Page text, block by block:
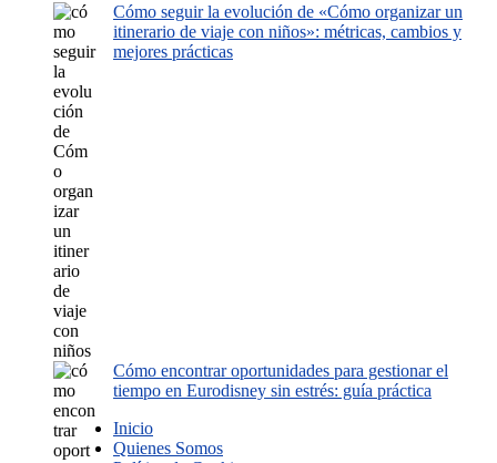
Cómo seguir la evolución de «Cómo organizar un
itinerario de viaje con niños»: métricas, cambios y
mejores prácticas
Cómo encontrar oportunidades para gestionar el
tiempo en Eurodisney sin estrés: guía práctica
Inicio
Quienes Somos